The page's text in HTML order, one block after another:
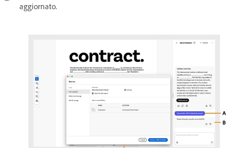
aggiornato.